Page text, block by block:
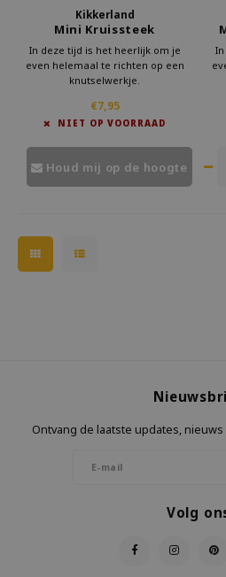
Kikkerland
Mini Kruissteek
Borduursetje Roos
In deze tijd is het heerlijk om je
even helemaal te richten op een
knutselwerkje.
Kikkerland ben je lekker creatief
bezig.
€7,95
NIET OP VOORRAAD
Houd mij op de hoogte
Ontvang de laatste updates,
Volg